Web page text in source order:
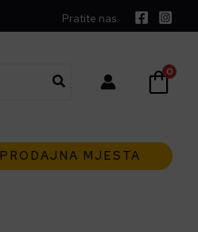
Pratite nas:
0
PRODAJNA MJESTA